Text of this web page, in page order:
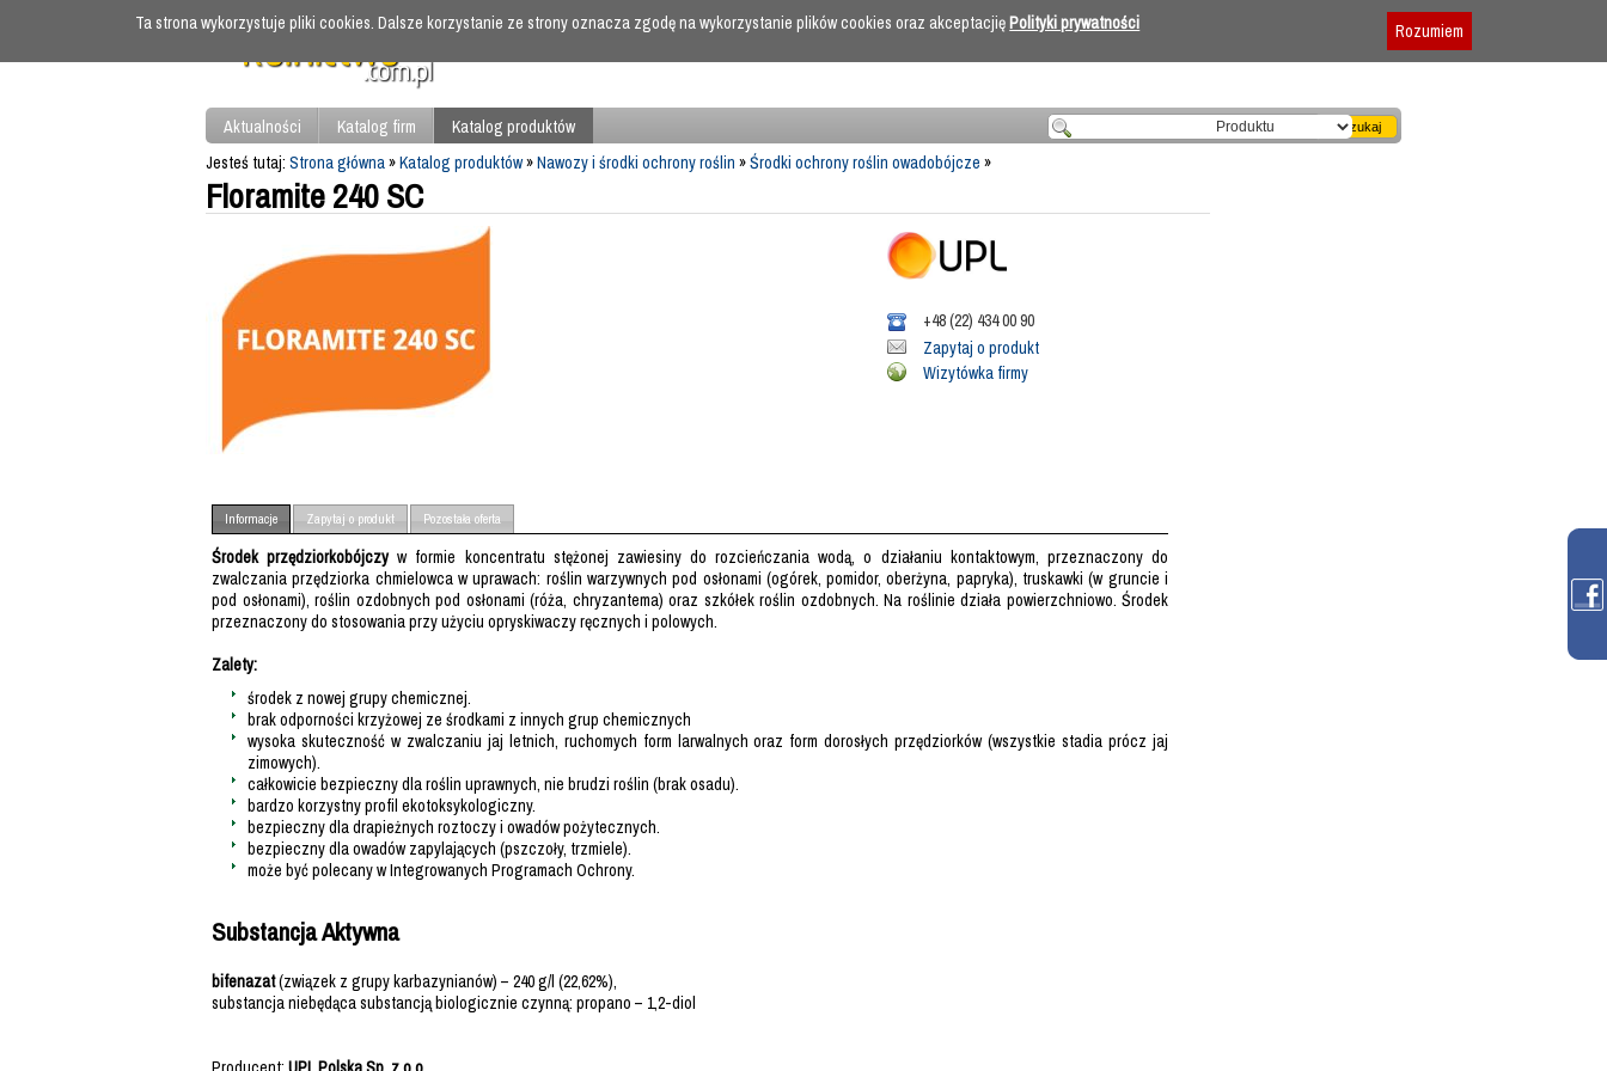
Regulamin
Aktualności Katalog firm
Katalog produktów
Jesteś tutaj: Strona główna»Katalog produktów»Nawozy i środki ochrony roślin »Środki ochrony roślin owadobójcze »
Floramite 240 SC
+48 (22) 434 00 90
Zapytaj o produkt
Wizytówka firmy
Informacje Zapytaj o produkt Pozostała oferta
Środek przędziorkobójczyw formie koncentratu stężonej zawiesiny do rozcieńczania wodą, o działaniu kontaktowym, przeznaczony do
zwalczania przędziorka chmielowca w uprawach: roślin warzywnych pod osłonami (ogórek, pomidor, oberżyna, papryka), truskawki (w gruncie i
pod osłonami), roślin ozdobnych pod osłonami (róża, chryzantema) oraz szkółek roślin ozdobnych. Na roślinie działa powierzchniowo. Środek
przeznaczony do stosowania przy użyciu opryskiwaczy ręcznych i polowych.
Zalety:
środek z nowej grupy chemicznej.
brak odporności krzyżowej ze środkami z innych grup chemicznych
wysoka skuteczność w zwalczaniu jaj letnich, ruchomych form larwalnych oraz form dorosłych przędziorków (wszystkie stadia prócz jaj
zimowych).
całkowicie bezpieczny dla roślin uprawnych, nie brudzi roślin (brak osadu).
bardzo korzystny profil ekotoksykologiczny.
bezpieczny dla drapieżnych roztoczy i owadów pożytecznych.
bezpieczny dla owadów zapylających (pszczoły, trzmiele).
może być polecany w Integrowanych Programach Ochrony.
Substancja Aktywna
bifenazat(związek z grupy karbazynianów) – 240 g/l (22,62%),
substancja niebędąca substancją biologicznie czynną: propano – 1,2-diol
Ta strona wykorzystuje pliki cookies. Dalsze korzystanie ze strony oznacza zgodę na wykorzystanie plików cookies oraz akceptacjięPolityki prywatności Rozumiem